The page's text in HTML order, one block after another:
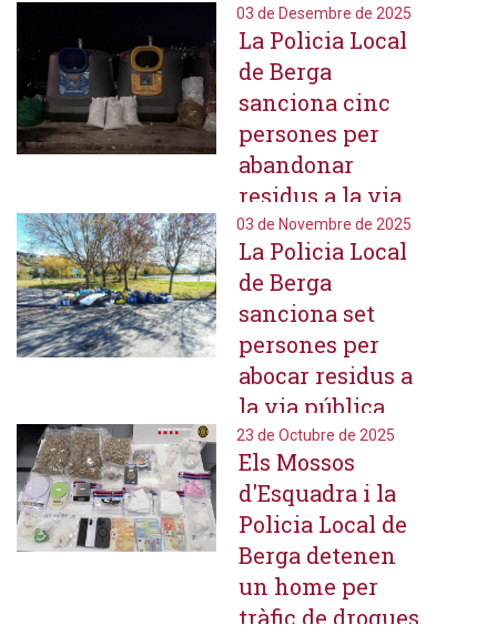
municipal
durant les festes
de la Patum
03 de Desembre de 2025
La Policia Local
de Berga
sanciona cinc
persones per
abandonar
residus a la via
pública
03 de Novembre de 2025
La Policia Local
de Berga
sanciona set
persones per
abocar residus a
la via pública
23 de Octubre de 2025
Els Mossos
d'Esquadra i la
Policia Local de
Berga detenen
un home per
tràfic de drogues